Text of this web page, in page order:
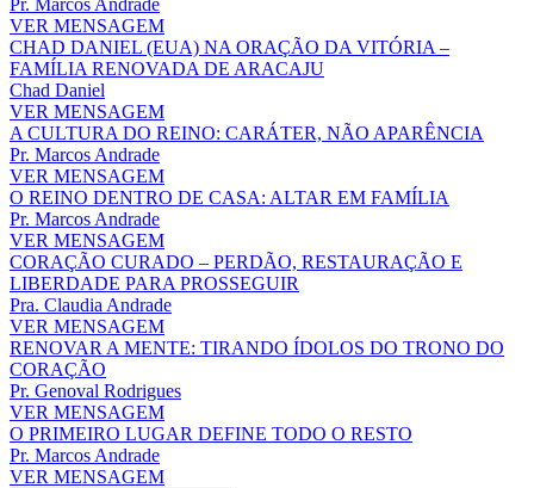
Pr. Marcos Andrade
VER MENSAGEM
CHAD DANIEL (EUA) NA ORAÇÃO DA VITÓRIA –
FAMÍLIA RENOVADA DE ARACAJU
Chad Daniel
VER MENSAGEM
A CULTURA DO REINO: CARÁTER, NÃO APARÊNCIA
Pr. Marcos Andrade
VER MENSAGEM
O REINO DENTRO DE CASA: ALTAR EM FAMÍLIA
Pr. Marcos Andrade
VER MENSAGEM
CORAÇÃO CURADO – PERDÃO, RESTAURAÇÃO E
LIBERDADE PARA PROSSEGUIR
Pra. Claudia Andrade
VER MENSAGEM
RENOVAR A MENTE: TIRANDO ÍDOLOS DO TRONO DO
CORAÇÃO
Pr. Genoval Rodrigues
VER MENSAGEM
O PRIMEIRO LUGAR DEFINE TODO O RESTO
Pr. Marcos Andrade
VER MENSAGEM